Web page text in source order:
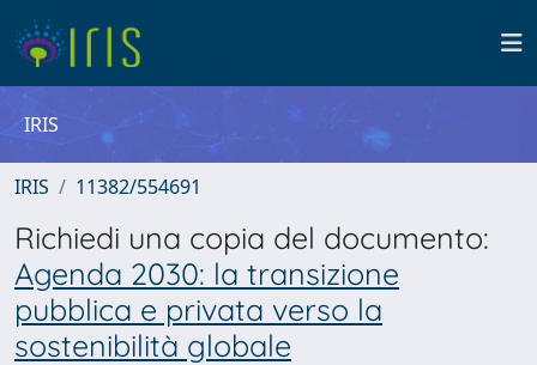
IRIS
IRIS 11382/554691
Richiedi una copia del documento:
Agenda 2030: la transizione
pubblica e privata verso la
sostenibilità globale